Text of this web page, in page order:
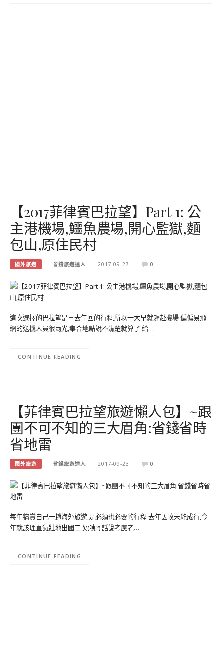
【2017菲律賓巴拉望】Part 1: 公
主港機場,鱷魚農場,開心監獄,麵
包山,原住民村
國外旅遊 省錢旅遊達人 2017-09-27 0
這次選擇的巴拉望是早去午回的行程,所以一大早就趕赴機場 偏偏易飛
網的送機人員很兩光,集合地點說不清楚就算了 給…
CONTINUE READING
【菲律賓巴拉望旅遊懶人包】~跟
團不可不知的三大眉角:省錢省時
省地雷
國外旅遊 省錢旅遊達人 2017-09-23 0
每年犒賞自己一趟海外旅遊,是必須也必要的行程 去年因故未能成行,今
年就該理直氣壯地出國二次(咦?) 話說考慮老…
CONTINUE READING